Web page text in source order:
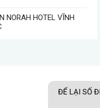
NORAH HOTEL VĨNH
ĐỂ LẠI SỐ